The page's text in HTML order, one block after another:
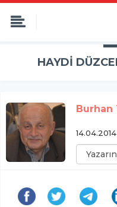
HAYDİ
Burhan
14.04.2014